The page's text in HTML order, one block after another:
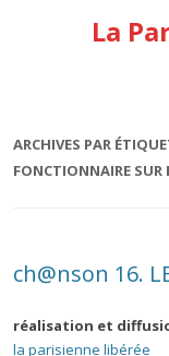
La
ARCHIVES PAR
FONCTIONNAIRE SUR
ch@nson 16.
réalisation et
la parisienne libérée